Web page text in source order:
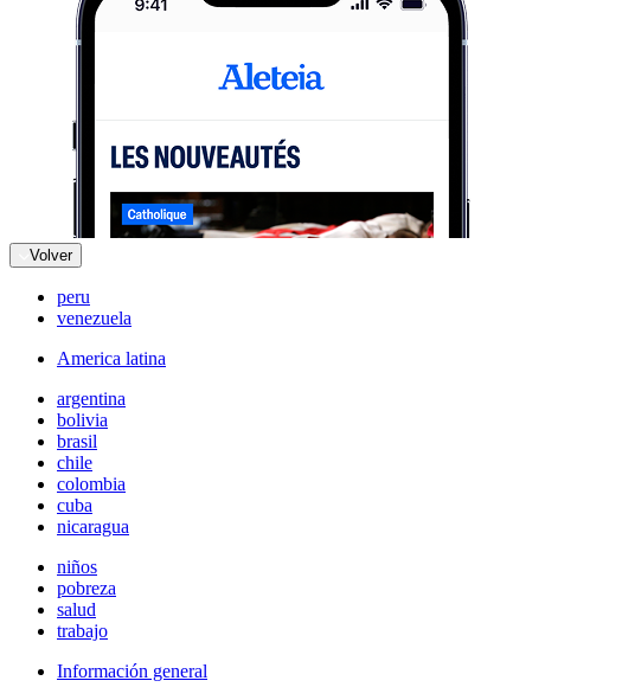
Volver
peru
venezuela
America latina
argentina
bolivia
brasil
chile
colombia
cuba
nicaragua
niños
pobreza
salud
trabajo
Información general